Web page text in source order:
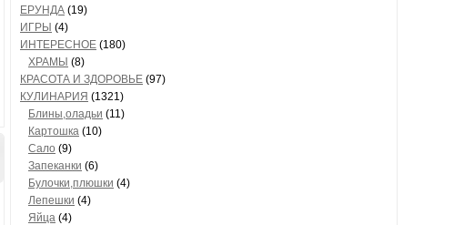
ЕРУНДА (19)
ИГРЫ (4)
ИНТЕРЕСНОЕ (180)
ХРАМЫ (8)
КРАСОТА И ЗДОРОВЬЕ (97)
КУЛИНАРИЯ (1321)
Блины,оладьи (11)
Картошка (10)
Сало (9)
Запеканки (6)
Булочки,плюшки (4)
Лепешки (4)
Яйца (4)